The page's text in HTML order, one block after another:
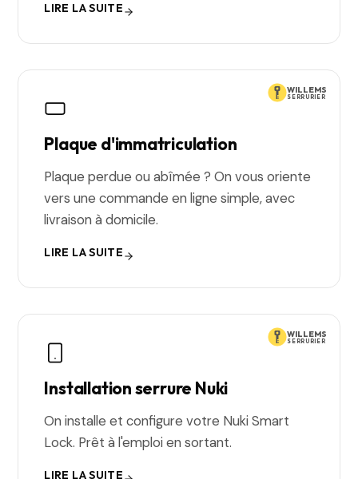
LIRE LA SUITE
WILLEMS
SERRURIER
Plaque d'immatriculation
Plaque perdue ou abîmée ? On vous oriente
vers une commande en ligne simple, avec
livraison à domicile.
LIRE LA SUITE
WILLEMS
SERRURIER
Installation serrure Nuki
On installe et configure votre Nuki Smart
Lock. Prêt à l'emploi en sortant.
LIRE LA SUITE